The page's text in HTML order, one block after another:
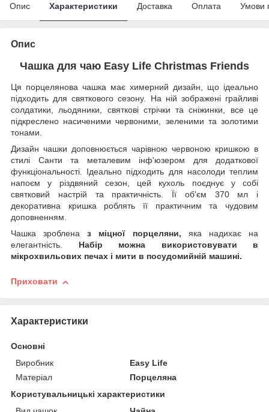
Опис Характеристики Доставка Оплата Умови
Опис
Чашка для чаю Easy Life Christmas Friends
Ця порцелянова чашка має химерний дизайн, що ідеально
підходить для святкового сезону. На ній зображені грайливі
солдатики, льодяники, святкові стрічки та сніжинки, все це
підкреслено насиченими червоними, зеленими та золотими
тонами.
Дизайн чашки доповнюється чарівною червоною кришкою в
стилі Санти та металевим інф'юзером для додаткової
функціональності. Ідеально підходить для насолоди теплим
напоєм у різдвяний сезон, цей кухоль поєднує у собі
святковий настрій та практичність. Її об'єм 370 мл і
декоративна кришка роблять її практичним та чудовим
доповненням.
Чашка зроблена з міцної порцеляни, яка надихає на
елегантність. Набір можна використовувати в
мікрохвильових печах і мити в посудомийній машині.
Приховати
Характеристики
Основні
Виробник
Easy Life
Матеріал
Порцеляна
Користувальницькі характеристики